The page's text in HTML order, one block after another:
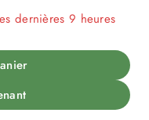
dernières 9 heures
ont dans leur